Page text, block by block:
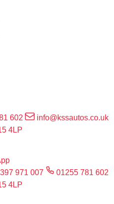
602
info@kssautos.co.uk
4LP
971 007
01255 781 602
4LP